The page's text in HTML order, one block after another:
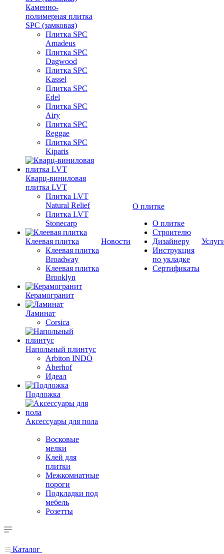
Каменно-
полимерная плитка
SPC (замковая)
Плитка SPC
Amadeus
Плитка SPC
Dagwood
Плитка SPC
Kassel
Плитка SPC
Edel
Плитка SPC
Airy
Плитка SPC
Reggae
Плитка SPC
Kiparis
Кварц-виниловая
плитка LVT
Плитка LVT
Natural Relief
Плитка LVT
Stonecarp
Клеевая плитка
Клеевая плитка
Broadway
Клеевая плитка
Brooklyn
Керамогранит
Ламинат
Corsica
Напольный плинтус
Arbiton INDO
Aberhof
Идеал
Подложка
Аксессуары для пола
Восковые
мелки
Клей для
плитки
Межкомнатные
пороги
Подкладки под
мебель
Розетты
Новости
О плитке
О плитке
Строителю
Дизайнеру
Инструкция
по укладке
Сертификаты
Каталог